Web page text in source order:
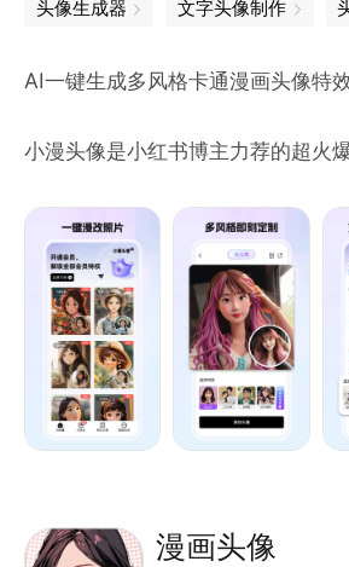
• 个性表达：定制漫画头像，在社
• 电商运营：漫画风商品封面 +
头像生成器 文字头像制作
AI一键生成多风格卡通漫画头像特
小漫头像是小红书博主力荐的超火
元风格、3d漫画头像，真实逼真，
果可保存，为你定制专属头像。
【多风格即刻定制 姓氏头像一键生
超火爆粘土风、二次元动漫风、
持AI姓名定制，一分钟制作专属你
【制作更像你的3D动漫头像】
漫画头像